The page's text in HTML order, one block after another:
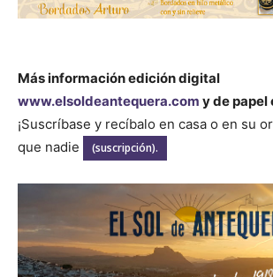
Más información edición digital
www.elsoldeantequera.com y de papel
¡Suscríbase y recíbalo en casa o en su
que nadie
(suscripción).